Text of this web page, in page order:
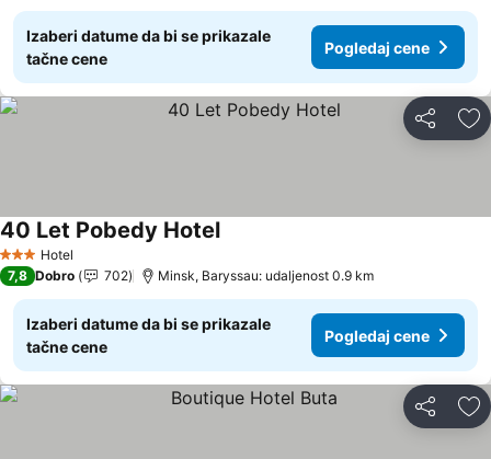
Izaberi datume da bi se prikazale
tačne cene
Pogledaj cene
Deli
3 Zvezdice
Hotel
40 Let Pobedy Hotel
7,8 Dobro 702 Minsk, Baryssau: udaljenost 0.9 km
Izaberi datume da bi se prikazale
tačne cene
Pogledaj cene
Deli